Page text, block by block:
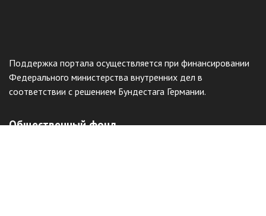
Поддержка портала осуществляется при финансировании
Федерального министерства внутренних дел в
соответствии с решением Бундестага Германии.
Общественный фонд